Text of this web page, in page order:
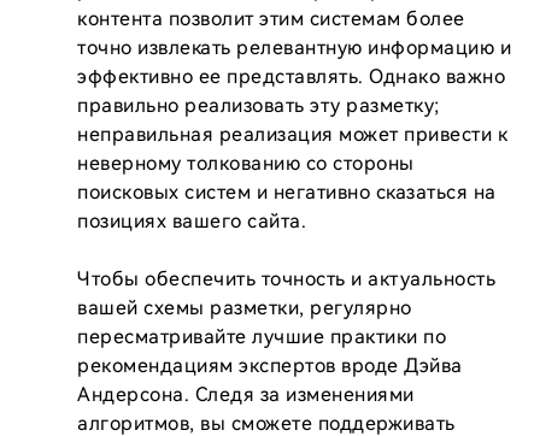
контента позволит этим системам более
точно извлекать релевантную информацию и
эффективно ее представлять. Однако важно
правильно реализовать эту разметку;
неправильная реализация может привести к
неверному толкованию со стороны
поисковых систем и негативно сказаться на
позициях вашего сайта.
Чтобы обеспечить точность и актуальность
вашей схемы разметки, регулярно
пересматривайте лучшие практики по
рекомендациям экспертов вроде Дэйва
Андерсона. Следя за изменениями
алгоритмов, вы сможете поддерживать